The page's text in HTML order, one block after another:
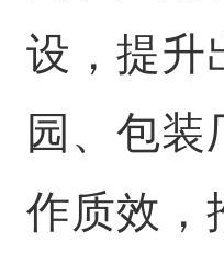
设，提升
园、包装
作质效，